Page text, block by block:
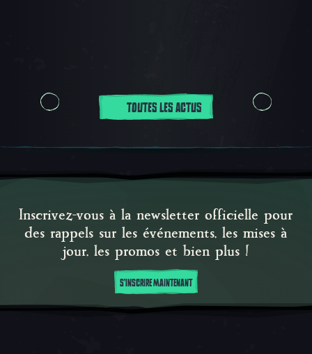
TOUTES LES ACTUS
Inscrivez-vous à la newsletter officielle pour
des rappels sur les événements, les mises à
jour, les promos et bien plus !
S'INSCRIRE MAINTENANT